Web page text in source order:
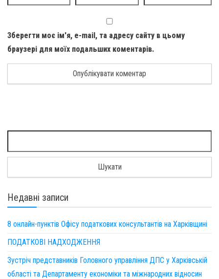
Зберегти моє ім'я, e-mail, та адресу сайту в цьому
браузері для моїх подальших коментарів.
Недавні записи
8 онлайн-пунктів Офісу податкових консультантів на Харківщині
ПОДАТКОВІ НАДХОДЖЕННЯ
Зустріч представників Головного управління ДПС у Харківській
області та Департаменту економіки та міжнародних відносин